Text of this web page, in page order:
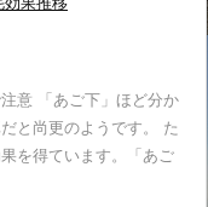
意 「あご下」ほど分か
と尚更のようです。 た
を得ています。「あご